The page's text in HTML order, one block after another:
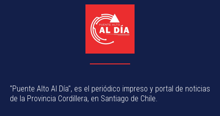
"Puente Alto Al Día", es el periódico impreso y portal de noticias
de la Provincia Cordillera, en Santiago de Chile.